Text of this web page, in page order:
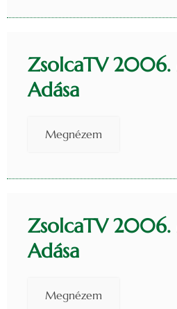
ZsolcaTV 2006.
Adása
Megnézem
ZsolcaTV 2006.
Adása
Megnézem